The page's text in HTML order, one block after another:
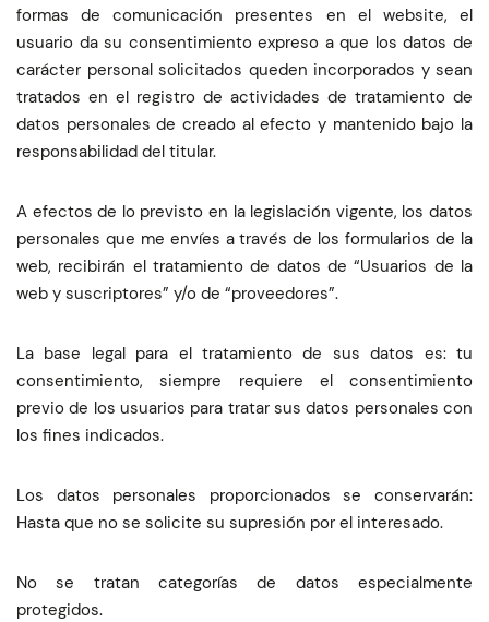
formas de comunicación presentes en el website, el
usuario da su consentimiento expreso a que los datos de
carácter personal solicitados queden incorporados y sean
tratados en el registro de actividades de tratamiento de
datos personales de creado al efecto y mantenido bajo la
responsabilidad del titular.
A efectos de lo previsto en la legislación vigente, los datos
personales que me envíes a través de los formularios de la
web, recibirán el tratamiento de datos de “Usuarios de la
web y suscriptores” y/o de “proveedores”.
La base legal para el tratamiento de sus datos es: tu
consentimiento, siempre requiere el consentimiento
previo de los usuarios para tratar sus datos personales con
los fines indicados.
Los datos personales proporcionados se conservarán:
Hasta que no se solicite su supresión por el interesado.
No se tratan categorías de datos especialmente
protegidos.